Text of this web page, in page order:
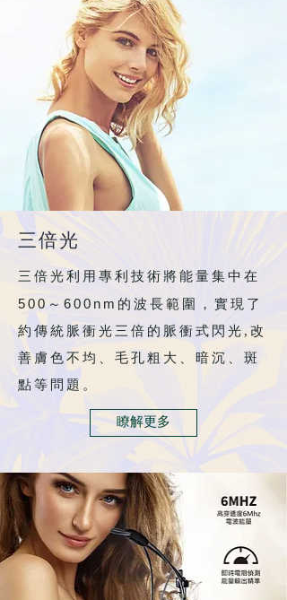
三倍光
三倍光利用專利技術將能量集中在
500～600nm 的波長範圍，實現了
約傳統脈衝光三倍的脈衝式閃光,改
善膚色不均、毛孔粗大、暗沉、斑
點等問題。
瞭解更多